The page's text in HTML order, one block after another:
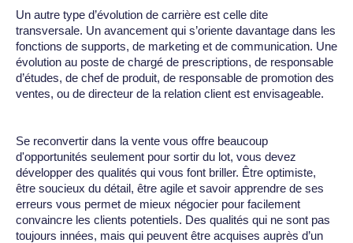
Un autre type d’évolution de carrière est celle dite
transversale. Un avancement qui s’oriente davantage dans les
fonctions de supports, de marketing et de communication. Une
évolution au poste de chargé de prescriptions, de responsable
d’études, de chef de produit, de responsable de promotion des
ventes, ou de directeur de la relation client est envisageable.
Se reconvertir dans la vente vous offre beaucoup
d'opportunités seulement pour sortir du lot, vous devez
développer des qualités qui vous font briller. Être optimiste,
être soucieux du détail, être agile et savoir apprendre de ses
erreurs vous permet de mieux négocier pour facilement
convaincre les clients potentiels. Des qualités qui ne sont pas
toujours innées, mais qui peuvent être acquises auprès d’un